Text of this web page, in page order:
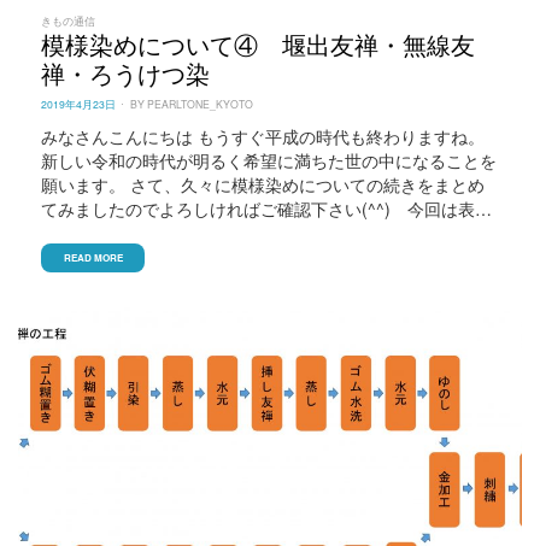
きもの通信
模様染めについて④ 堰出友禅・無線友
禅・ろうけつ染
POSTED
2019年4月23日 BY PEARLTONE_KYOTO
みなさんこんにちは もうすぐ平成の時代も終わりますね。
新しい令和の時代が明るく希望に満ちた世の中になることを
願います。 さて、久々に模様染めについての続きをまとめ
てみましたのでよろしければご確認下さい(^^) 今回は表…
READ MORE